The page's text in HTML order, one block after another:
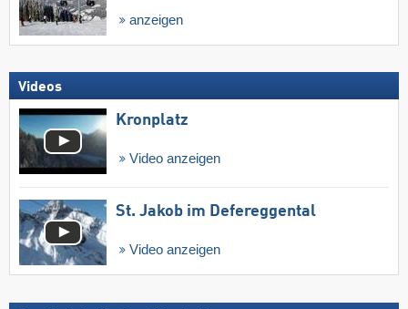
anzeigen
Videos
Kronplatz
Video anzeigen
St. Jakob im Defereggental
Video anzeigen